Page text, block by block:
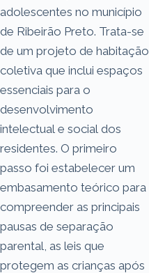
adolescentes no município
de Ribeirão Preto. Trata-se
de um projeto de habitação
coletiva que inclui espaços
essenciais para o
desenvolvimento
intelectual e social dos
residentes. O primeiro
passo foi estabelecer um
embasamento teórico para
compreender as principais
pausas de separação
parental, as leis que
protegem as crianças após